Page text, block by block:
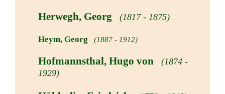
Herwegh, Georg (1817 - 1875)
Heym, Georg (1887 - 1912)
Hofmannsthal, Hugo von
(1874 -
1929)